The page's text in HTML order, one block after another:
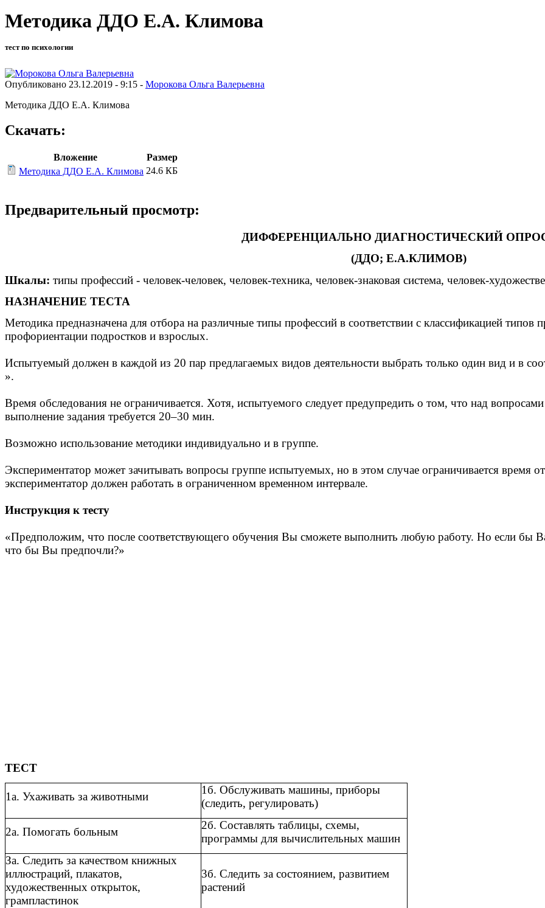
Методика ДДО Е.А. Климова
тест по психологии
Опубликовано 23.12.2019 - 9:15 - Морокова Ольга Валерьевна
Методика ДДО Е.А. Климова
Скачать:
Вложение
Размер
Методика ДДО Е.А. Климова 24.6 КБ
Предварительный просмотр:
ДИФФЕРЕНЦИАЛЬНО ДИАГНОСТИЧЕСКИЙ
(ДДО; Е.А.КЛИМОВ)
Шкалы: типы профессий - человек-человек, человек-техника, человек-знаковая система, человек-
НАЗНАЧЕНИЕ ТЕСТА
Методика предназначена для отбора на различные типы профессий в соответствии с классификацией
профориентации подростков и взрослых.
Испытуемый должен в каждой из 20 пар предлагаемых видов деятельности выбрать только один вид и в
».
Время обследования не ограничивается. Хотя, испытуемого следует предупредить о том, что над
выполнение задания требуется 20–30 мин.
Возможно использование методики индивидуально и в группе.
Экспериментатор может зачитывать вопросы группе испытуемых, но в этом случае ограничивается время
экспериментатор должен работать в ограниченном временном интервале.
Инструкция к тесту
«Предположим, что после соответствующего обучения Вы сможете выполнить любую работу. Но если бы
что бы Вы предпочли?»
ТЕСТ
1а. Ухаживать за животными
1б. Обслуживать машины, приборы
(следить, регулировать)
2а. Помогать больным
2б. Составлять таблицы, схемы,
программы для вычислительных машин
За. Следить за качеством книжных
иллюстраций, плакатов,
художественных открыток,
грампластинок
3б. Следить за состоянием, развитием
растений